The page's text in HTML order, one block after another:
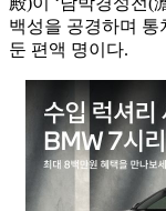
백성을 공경하며 통
둔 편액 명이다.